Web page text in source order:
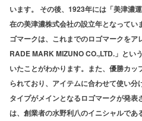
います。 その後、1923年には「美津濃
在の美津濃株式会社の設立年となってい
ゴマークは、これまでのロゴマークを
RADE MARK MIZUNO CO.,LTD.」とい
いたことがわかります。また、優勝カ
られており、アイテムに合わせて使い
タイプがメインとなるロゴマークが発
は、創業者の水野利八のイニシャルで